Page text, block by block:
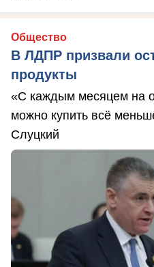
Общество
В ЛДПР призвали
продукты
«С каждым месяцем на
можно купить всё
Слуцкий